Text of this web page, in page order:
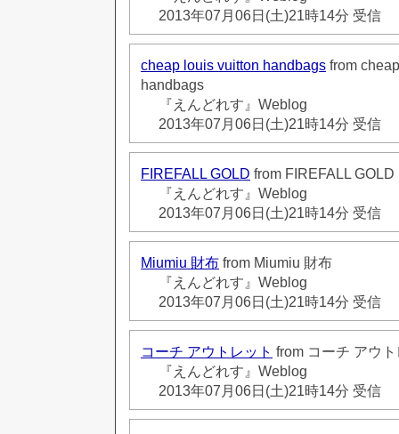
2013年07月06日(土)21時14分 受信
cheap louis vuitton handbags from
handbags
『えんどれす』Weblog
2013年07月06日(土)21時14分 受信
FIREFALL GOLD from FIREFALL GOLD
『えんどれす』Weblog
2013年07月06日(土)21時14分 受信
Miumiu 財布 from Miumiu 財布
『えんどれす』Weblog
2013年07月06日(土)21時14分 受信
コーチ アウトレット from コーチ アウ
『えんどれす』Weblog
2013年07月06日(土)21時14分 受信